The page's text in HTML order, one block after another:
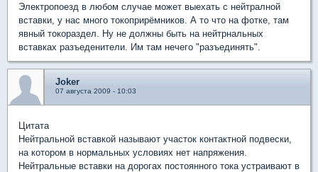
Электропоезд в любом случае может выехать с нейтралной
вставки, у нас много токоприрёмников. А то что на фотке, там
явный токораздел. Ну не должны быть на нейтрнальных
вставках разъеденители. Им там нечего "разъединять".
Joker
07 августа 2009 - 10:03
Цитата
Нейтральной вставкой называют участок контактной подвески,
на котором в нормальных условиях нет напряжения.
Нейтральные вставки на дорогах постоянного тока устраивают в